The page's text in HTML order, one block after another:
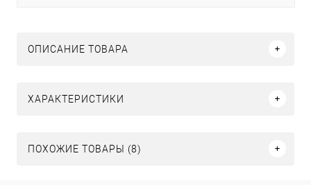
ОПИСАНИЕ ТОВАРА
ХАРАКТЕРИСТИКИ
ПОХОЖИЕ ТОВАРЫ (8)